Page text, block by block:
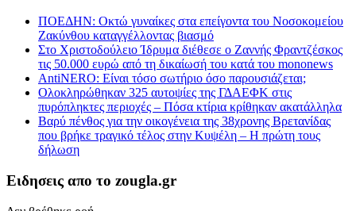
ΠΟΕΔΗΝ: Οκτώ γυναίκες στα επείγοντα του Νοσοκομείου
Ζακύνθου καταγγέλλοντας βιασμό
Στο Χριστοδούλειο Ίδρυμα διέθεσε ο Ζαννής Φραντζέσκος
τις 50.000 ευρώ από τη δικαίωσή του κατά του mononews
AntiNERO: Είναι τόσο σωτήριο όσο παρουσιάζεται;
Ολοκληρώθηκαν 325 αυτοψίες της ΓΔΑΕΦΚ στις
πυρόπληκτες περιοχές – Πόσα κτίρια κρίθηκαν ακατάλληλα
Βαρύ πένθος για την οικογένεια της 38χρονης Βρετανίδας
που βρήκε τραγικό τέλος στην Κυψέλη – Η πρώτη τους
δήλωση
Ειδησεις απο το zougla.gr